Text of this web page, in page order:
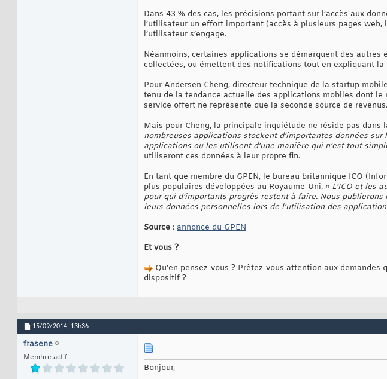
Dans 43 % des cas, les précisions portant sur l’accès aux
l’utilisateur un effort important (accès à plusieurs pages
l’utilisateur s’engage.
Néanmoins, certaines applications se démarquent des
collectées, ou émettent des notifications tout en expliquant
Pour Andersen Cheng, directeur technique de la startup
tenu de la tendance actuelle des applications mobiles dont
service offert ne représente que la seconde source de revenus.
Mais pour Cheng, la principale inquiétude ne réside pas dans
nombreuses applications stockent d’importantes données
applications ou les utilisent d’une manière qui n’est tout
utiliseront ces données à leur propre fin.
En tant que membre du GPEN, le bureau britannique ICO
plus populaires développées au Royaume-Uni. « L’ICO et les
pour qui d’importants progrès restent à faire. Nous
leurs données personnelles lors de l’utilisation des
Source : annonce du GPEN
Et vous ?
Qu’en pensez-vous ? Prêtez-vous attention aux
dispositif ?
15/09/2014, 13h36
frasene
Membre actif
Bonjour,